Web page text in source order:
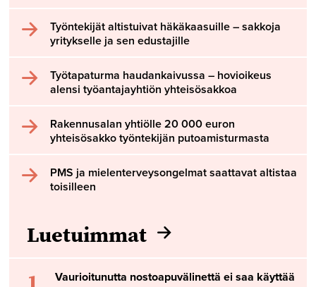
Työntekijät altistuivat häkäkaasuille – sakkoja
yritykselle ja sen edustajille
Työtapaturma haudankaivussa – hovioikeus
alensi työantajayhtiön yhteisösakkoa
Rakennusalan yhtiölle 20 000 euron
yhteisösakko työntekijän putoamisturmasta
PMS ja mielenterveysongelmat saattavat altistaa
toisilleen
Luetuimmat
Vaurioitunutta nostoapuvälinettä ei saa käyttää